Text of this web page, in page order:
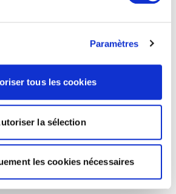
Paramètres
tous les cookies
la sélection
les cookies nécessaires